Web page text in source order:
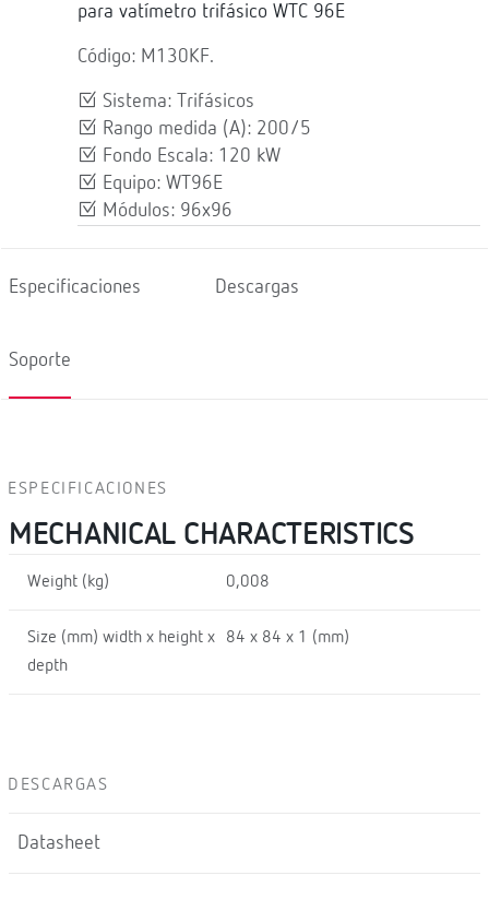
para vatímetro trifásico WTC 96E
Código: M130KF.
Sistema: Trifásicos
Rango medida (A): 200/5
Fondo Escala: 120 kW
Equipo: WT96E
Módulos: 96x96
Especificaciones Descargas
Soporte
ESPECIFICACIONES
MECHANICAL CHARACTERISTICS
Weight (kg) 0,008
Size (mm) width x height x
depth
84 x 84 x 1 (mm)
DESCARGAS
Datasheet